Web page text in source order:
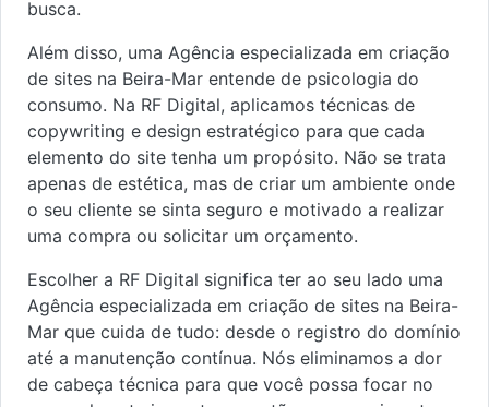
busca.
Além disso, uma Agência especializada em criação
de sites na Beira-Mar entende de psicologia do
consumo. Na RF Digital, aplicamos técnicas de
copywriting e design estratégico para que cada
elemento do site tenha um propósito. Não se trata
apenas de estética, mas de criar um ambiente onde
o seu cliente se sinta seguro e motivado a realizar
uma compra ou solicitar um orçamento.
Escolher a RF Digital significa ter ao seu lado uma
Agência especializada em criação de sites na Beira-
Mar que cuida de tudo: desde o registro do domínio
até a manutenção contínua. Nós eliminamos a dor
de cabeça técnica para que você possa focar no